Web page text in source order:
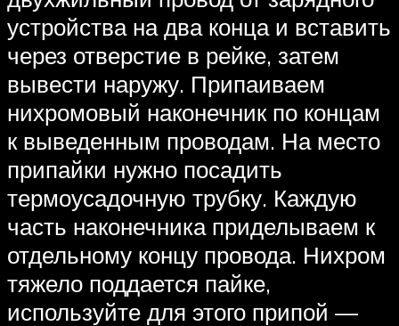
устройства на два конца и вставить
через отверстие в рейке, затем
вывести наружу. Припаиваем
нихромовый наконечник по концам
к выведенным проводам. На место
припайки нужно посадить
термоусадочную трубку. Каждую
часть наконечника приделываем к
отдельному концу провода. Нихром
тяжело поддается пайке,
используйте для этого припой —